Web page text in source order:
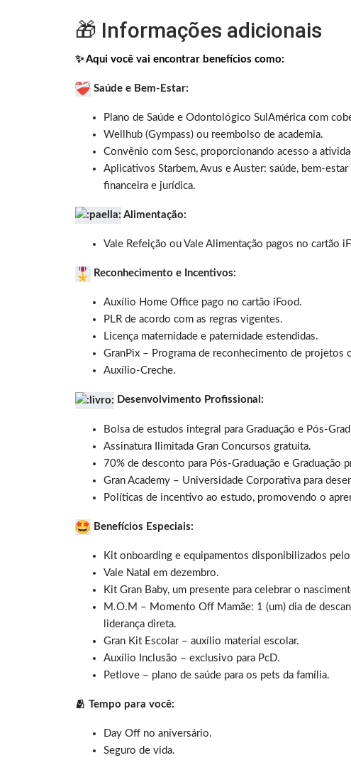
🎁 Informações adicionais
✨Aqui você vai encontrar benefícios como:
Saúde e Bem-Estar:
Plano de Saúde e Odontológico SulAmérica com
Wellhub (Gympass) ou reembolso de academia.
Convênio com Sesc, proporcionando acesso a
Aplicativos Starbem, Avus e Auster: saúde, bem-
financeira e jurídica.
Alimentação:
Vale Refeição ou Vale Alimentação pagos no cartão
Reconhecimento e Incentivos:
Auxílio Home Office pago no cartão iFood.
PLR de acordo com as regras vigentes.
Licença maternidade e paternidade estendidas.
GranPix – Programa de reconhecimento de projetos
Auxílio-Creche.
Desenvolvimento Profissional:
Bolsa de estudos integral para Graduação e Pós-
Assinatura Ilimitada Gran Concursos gratuita.
70% de desconto para Pós-Graduação e Graduação
Gran Academy – Universidade Corporativa para
Políticas de incentivo ao estudo, promovendo o
Benefícios Especiais:
Kit onboarding e equipamentos disponibilizados pelo
Vale Natal em dezembro.
Kit Gran Baby, um presente para celebrar o
M.O.M – Momento Off Mamãe: 1 (um) dia de
liderança direta.
Gran Kit Escolar – auxílio material escolar.
Auxílio Inclusão – exclusivo para PcD.
Petlove – plano de saúde para os pets da família.
🫂 Tempo para você:
Day Off no aniversário.
Seguro de vida.